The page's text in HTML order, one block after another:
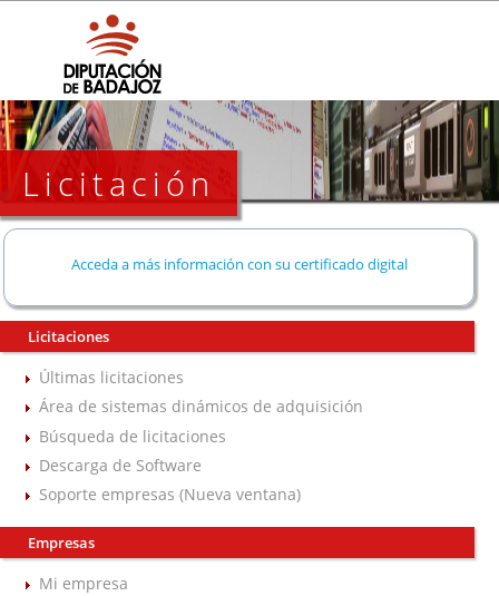
Licitación
Acceda a más información con su certificado digital
Licitaciones
Últimas licitaciones
Área de sistemas dinámicos de adquisición
Búsqueda de licitaciones
Descarga de Software
Soporte empresas (Nueva ventana)
Empresas
Mi empresa